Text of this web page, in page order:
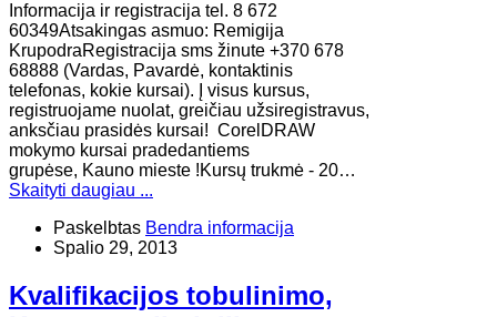
Informacija ir registracija tel. 8 672
60349Atsakingas asmuo: Remigija
KrupodraRegistracija sms žinute +370 678
68888 (Vardas, Pavardė, kontaktinis
telefonas, kokie kursai). Į visus kursus,
registruojame nuolat, greičiau užsiregistravus,
anksčiau prasidės kursai! CorelDRAW
mokymo kursai pradedantiems
grupėse, Kauno mieste !Kursų trukmė - 20…
Skaityti daugiau ...
Paskelbtas Bendra informacija
Spalio 29, 2013
Kvalifikacijos tobulinimo,